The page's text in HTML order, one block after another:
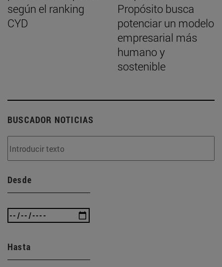
según el ranking
CYD
Propósito busca
potenciar un modelo
empresarial más
humano y
sostenible
BUSCADOR NOTICIAS
Desde
Hasta